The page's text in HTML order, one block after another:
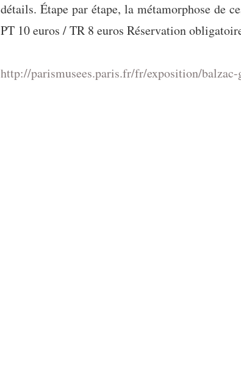
détails. Étape par étape, la métamorphose de
PT 10 euros / TR 8 euros Réservation
http://parismusees.paris.fr/fr/exposition/